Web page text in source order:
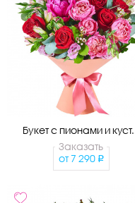
Букет с пионами и
Заказать
от 7 290